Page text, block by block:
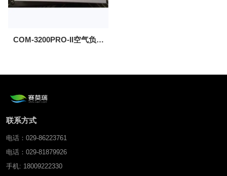
COM-3200PRO-II空气负氧
联系方式
电话：029-86223761
电话：029-81879926
手机: 18009222330